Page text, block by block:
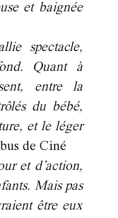
et baignée
spectacle,
Quant à
entre la
du bébé,
et le léger
de Ciné
et d’action,
Mais pas
être eux